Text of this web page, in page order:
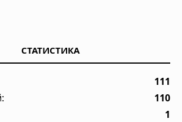
СТАТИСТИКА
111
110
1